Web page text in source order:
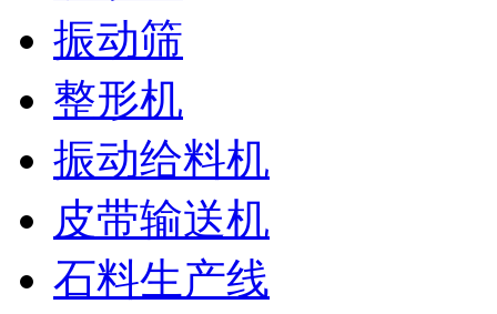
振动筛
整形机
振动给料机
皮带输送机
石料生产线